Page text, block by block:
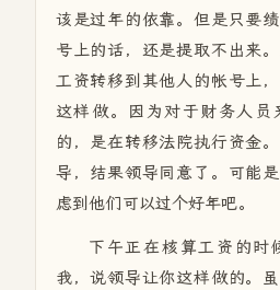
该是过年的依靠。但是只要
号上的话，还是提取不出来
工资转移到其他人的帐号上
这样做。因为对于财务人员
的，是在转移法院执行资金
导，结果领导同意了。可能
虑到他们可以过个好年吧。
下午正在核算工资的时
我，说领导让你这样做的。